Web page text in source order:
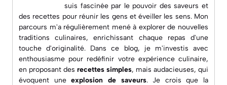
suis fascinée par le pouvoir des saveurs et
des recettes pour réunir les gens et éveiller les sens. Mon
parcours m'a régulièrement mené à explorer de nouvelles
traditions culinaires, enrichissant chaque repas d'une
touche d'originalité. Dans ce blog, je m'investis avec
enthousiasme pour redéfinir votre expérience culinaire,
en proposant des recettes simples, mais audacieuses, qui
évoquent uneexplosion de saveurs. Je crois que la